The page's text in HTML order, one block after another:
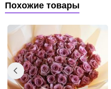
Похожие товары